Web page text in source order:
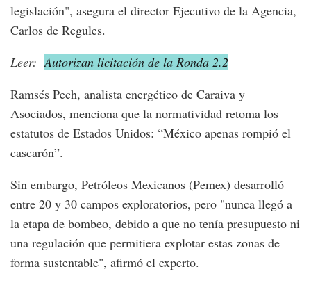
legislación", asegura el director Ejecutivo de la Agencia,
Carlos de Regules.
Leer: Autorizan licitación de la Ronda 2.2
Ramsés Pech, analista energético de Caraiva y
Asociados, menciona que la normatividad retoma los
estatutos de Estados Unidos: “México apenas rompió el
cascarón”.
Sin embargo, Petróleos Mexicanos (Pemex) desarrolló
entre 20 y 30 campos exploratorios, pero "nunca llegó a
la etapa de bombeo, debido a que no tenía presupuesto ni
una regulación que permitiera explotar estas zonas de
forma sustentable", afirmó el experto.